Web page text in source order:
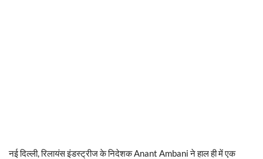
नई दिल्ली, रिलायंस इंडस्ट्रीज के निदेशक Anant Ambani ने हाल ही में एक